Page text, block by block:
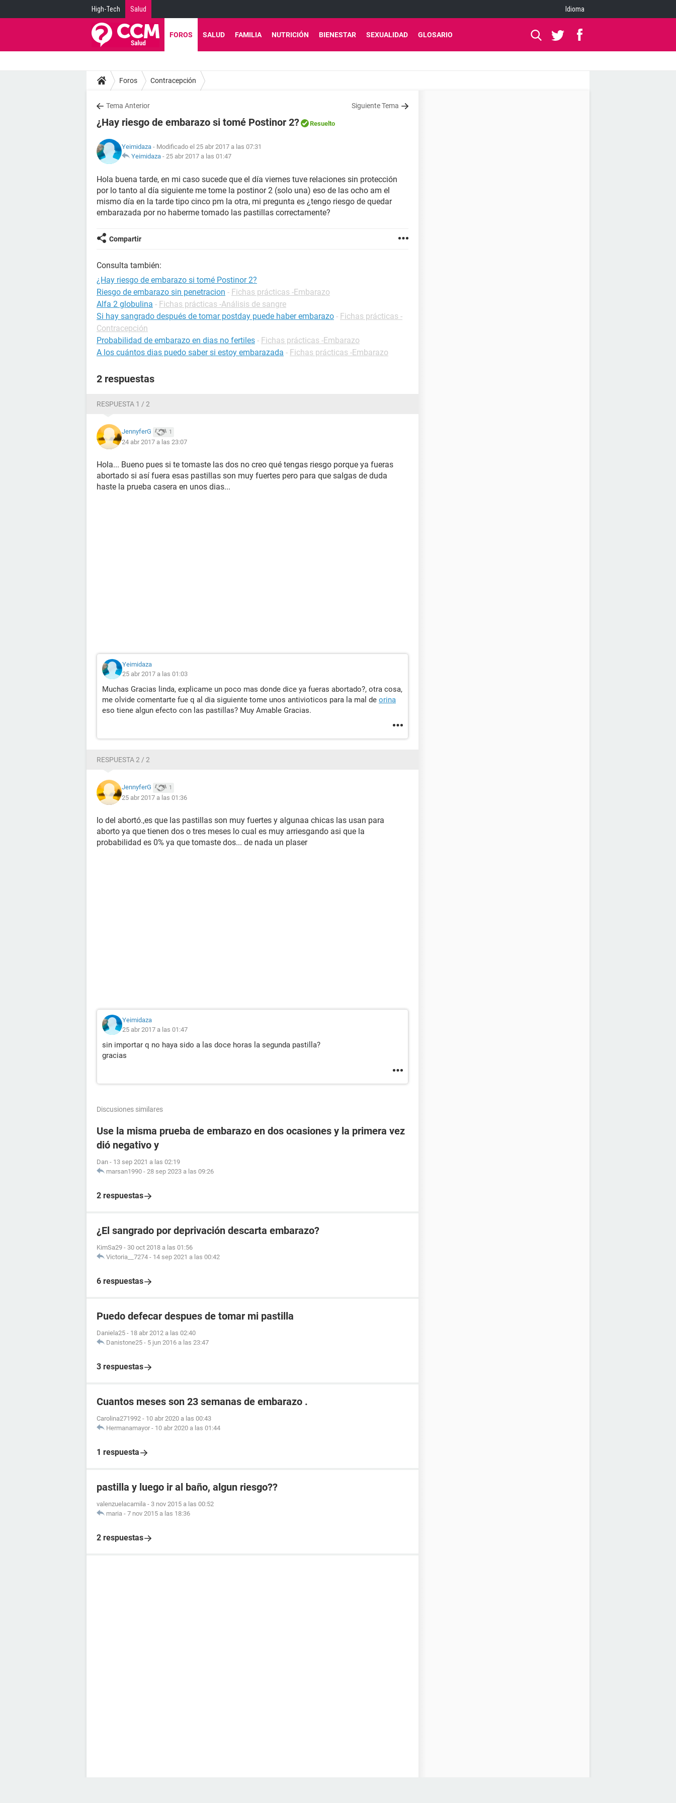
High-Tech Salud Idioma
FOROS SALUD FAMILIA NUTRICIÓN BIENESTAR SEXUALIDAD GLOSARIO
Foros Contracepción
Tema Anterior Siguiente Tema
¿Hay riesgo de embarazo si tomé Postinor 2? Resuelto
Yeimidaza - Modificado el 25 abr 2017 a las 07:31
Yeimidaza - 25 abr 2017 a las 01:47
Hola buena tarde, en mi caso sucede que el día viernes tuve relaciones sin protección
por lo tanto al día siguiente me tome la postinor 2 (solo una) eso de las ocho am el
mismo día en la tarde tipo cinco pm la otra, mi pregunta es ¿tengo riesgo de quedar
embarazada por no haberme tomado las pastillas correctamente?
Compartir
Consulta también:
¿Hay riesgo de embarazo si tomé Postinor 2?
Riesgo de embarazo sin penetracion - Fichas prácticas -Embarazo
Alfa 2 globulina - Fichas prácticas -Análisis de sangre
Si hay sangrado después de tomar postday puede haber embarazo - Fichas prácticas -
Contracepción
Probabilidad de embarazo en dias no fertiles - Fichas prácticas -Embarazo
A los cuántos dias puedo saber si estoy embarazada - Fichas prácticas -Embarazo
2 respuestas
RESPUESTA 1 / 2
JennyferG 1
24 abr 2017 a las 23:07
Hola... Bueno pues si te tomaste las dos no creo qué tengas riesgo porque ya fueras
abortado si así fuera esas pastillas son muy fuertes pero para que salgas de duda
haste la prueba casera en unos dias...
Yeimidaza
25 abr 2017 a las 01:03
Muchas Gracias linda, explicame un poco mas donde dice ya fueras abortado?, otra cosa,
me olvide comentarte fue q al dia siguiente tome unos antivioticos para la mal de orina
eso tiene algun efecto con las pastillas? Muy Amable Gracias.
RESPUESTA 2 / 2
JennyferG 1
25 abr 2017 a las 01:36
lo del abortó.,es que las pastillas son muy fuertes y algunaa chicas las usan para
aborto ya que tienen dos o tres meses lo cual es muy arriesgando asi que la
probabilidad es 0% ya que tomaste dos... de nada un plaser
Yeimidaza
25 abr 2017 a las 01:47
sin importar q no haya sido a las doce horas la segunda pastilla?
gracias
Discusiones similares
Use la misma prueba de embarazo en dos ocasiones y la primera vez
dió negativo y
Dan - 13 sep 2021 a las 02:19
marsan1990 - 28 sep 2023 a las 09:26
2 respuestas
¿El sangrado por deprivación descarta embarazo?
KimSa29 - 30 oct 2018 a las 01:56
Victoria__7274 - 14 sep 2021 a las 00:42
6 respuestas
Puedo defecar despues de tomar mi pastilla
Daniela25 - 18 abr 2012 a las 02:40
Danistone25 - 5 jun 2016 a las 23:47
3 respuestas
Cuantos meses son 23 semanas de embarazo .
Carolina271992 - 10 abr 2020 a las 00:43
Hermanamayor - 10 abr 2020 a las 01:44
1 respuesta
pastilla y luego ir al baño, algun riesgo??
valenzuelacamila - 3 nov 2015 a las 00:52
maria - 7 nov 2015 a las 18:36
2 respuestas